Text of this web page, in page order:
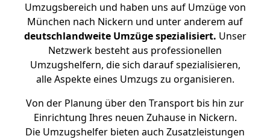
Umzugsbereich und haben uns auf Umzüge von
München nach Nickern und unter anderem auf
deutschlandweite Umzüge spezialisiert. Unser
Netzwerk besteht aus professionellen
Umzugshelfern, die sich darauf spezialisieren,
alle Aspekte eines Umzugs zu organisieren.
Von der Planung über den Transport bis hin zur
Einrichtung Ihres neuen Zuhause in Nickern.
Die Umzugshelfer bieten auch Zusatzleistungen